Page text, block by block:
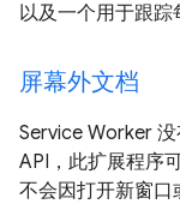
以及一个用于跟踪
屏幕外文档
Service Worker
API，此扩展程序
不会因打开新窗口